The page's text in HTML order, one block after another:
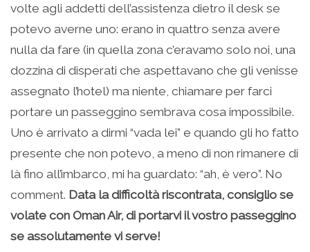
volte agli addetti dell’assistenza dietro il desk se
potevo averne uno: erano in quattro senza avere
nulla da fare (in quella zona c’eravamo solo noi, una
dozzina di disperati che aspettavano che gli venisse
assegnato l’hotel) ma niente, chiamare per farci
portare un passeggino sembrava cosa impossibile.
Uno è arrivato a dirmi “vada lei” e quando gli ho fatto
presente che non potevo, a meno di non rimanere di
là fino all’imbarco, mi ha guardato: “ah, è vero”. No
comment. Data la difficoltà riscontrata, consiglio se
volate con Oman Air, di portarvi il vostro passeggino
se assolutamente vi serve!